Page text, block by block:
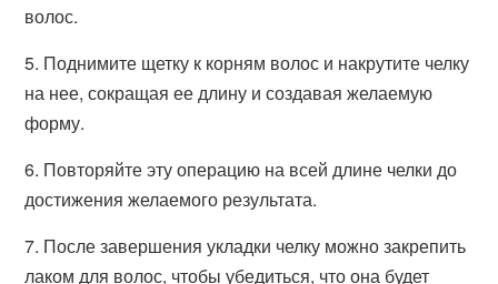
волос.
5. Поднимите щетку к корням волос и накрутите челку
на нее, сокращая ее длину и создавая желаемую
форму.
6. Повторяйте эту операцию на всей длине челки до
достижения желаемого результата.
7. После завершения укладки челку можно закрепить
лаком для волос, чтобы убедиться, что она будет